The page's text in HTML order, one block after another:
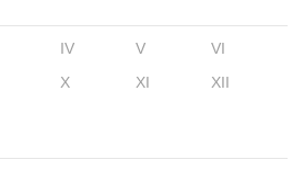
IV V
VI
X XI XII